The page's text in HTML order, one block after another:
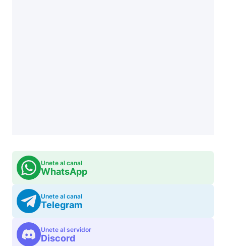
Unete al canal
WhatsApp
Unete al canal
Telegram
Unete al servidor
Discord